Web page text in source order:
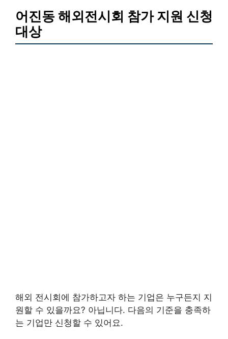
어진동 해외전시회 참가 지원 신청
대상
해외 전시회에 참가하고자 하는 기업은 누구든지 지
원할 수 있을까요? 아닙니다. 다음의 기준을 충족하
는 기업만 신청할 수 있어요.